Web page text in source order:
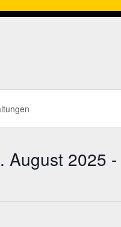
August 2025 -